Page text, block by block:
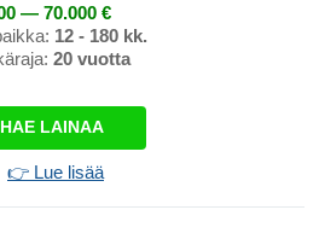
— 70.000 €
12 - 180 kk.
20 vuotta
HAE LAINAA
👉 Lue lisää